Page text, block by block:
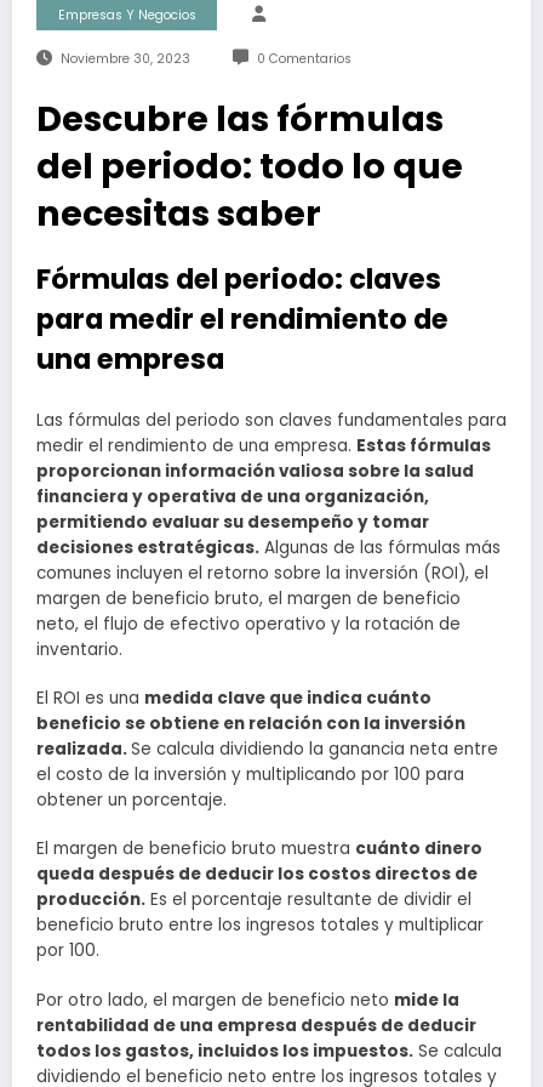
Empresas Y Negocios
Noviembre 30, 2023 0 Comentarios
Descubre las fórmulas
del periodo: todo lo que
necesitas saber
Fórmulas del periodo: claves
para medir el rendimiento de
una empresa
Las fórmulas del periodo son claves fundamentales para
medir el rendimiento de una empresa. Estas fórmulas
proporcionan información valiosa sobre la salud
financiera y operativa de una organización,
permitiendo evaluar su desempeño y tomar
decisiones estratégicas. Algunas de las fórmulas más
comunes incluyen el retorno sobre la inversión (ROI), el
margen de beneficio bruto, el margen de beneficio
neto, el flujo de efectivo operativo y la rotación de
inventario.
El ROI es una medida clave que indica cuánto
beneficio se obtiene en relación con la inversión
realizada.Se calcula dividiendo la ganancia neta entre
el costo de la inversión y multiplicando por 100 para
obtener un porcentaje.
El margen de beneficio bruto muestra cuánto dinero
queda después de deducir los costos directos de
producción. Es el porcentaje resultante de dividir el
beneficio bruto entre los ingresos totales y multiplicar
por 100.
Por otro lado, el margen de beneficio neto mide la
rentabilidad de una empresa después de deducir
todos los gastos, incluidos los impuestos. Se calcula
dividiendo el beneficio neto entre los ingresos totales y